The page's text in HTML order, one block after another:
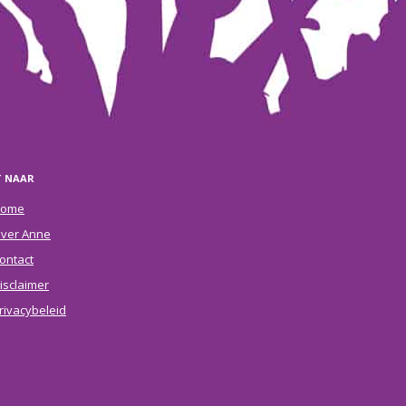
NAAR
Anne